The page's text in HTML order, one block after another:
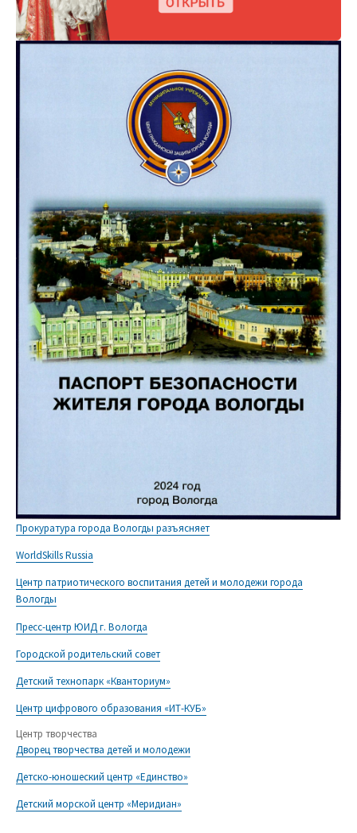
Прокуратура города Вологды разъясняет
WorldSkills Russia
Центр патриотического воспитания детей и молодежи города
Вологды
Пресс-центр ЮИД г. Вологда
Городской родительский совет
Детский технопарк «Кванториум»
Центр цифрового образования «ИТ-КУБ»
Центр творчества
Дворец творчества детей и молодежи
Детско-юношеский центр «Единство»
Детский морской центр «Меридиан»